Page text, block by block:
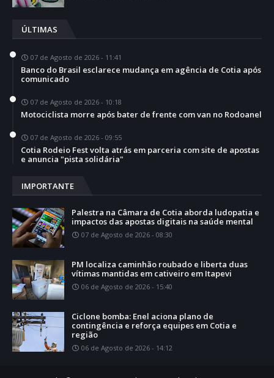
ÚLTIMAS
07 de Agosto de 2026 - 11:41
Banco do Brasil esclarece mudança em agência de Cotia após
comunicado
07 de Agosto de 2026 - 10:18
Motociclista morre após bater de frente com van no Rodoanel
07 de Agosto de 2026 - 09:55
Cotia Rodeio Fest volta atrás em parceria com site de apostas
e anuncia "pista solidária"
IMPORTANTE
Palestra na Câmara de Cotia aborda ludopatia e
impactos das apostas digitais na saúde mental
07 de Agosto de 2026 - 08:30
PM localiza caminhão roubado e liberta duas
vítimas mantidas em cativeiro em Itapevi
06 de Agosto de 2026 - 15:40
Ciclone bomba: Enel aciona plano de
contingência e reforça equipes em Cotia e
região
06 de Agosto de 2026 - 14:12